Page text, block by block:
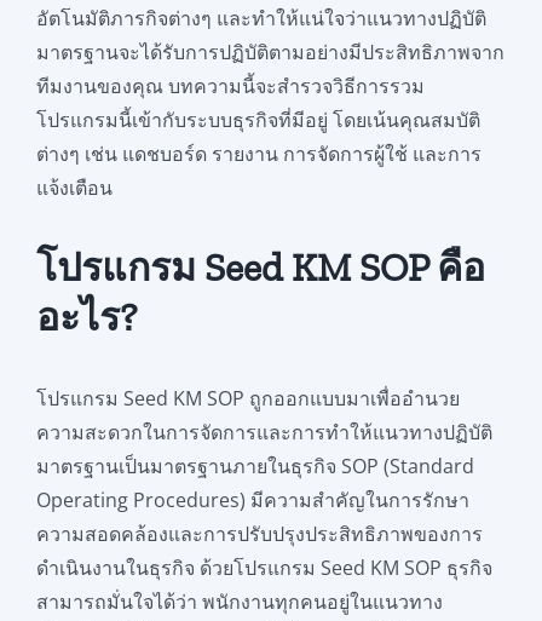
อัตโนมัติภารกิจต่างๆ และทำให้แน่ใจว่าแนวทางปฏิบัติ
มาตรฐานจะได้รับการปฏิบัติตามอย่างมีประสิทธิภาพจาก
ทีมงานของคุณ บทความนี้จะสำรวจวิธีการรวม
โปรแกรมนี้เข้ากับระบบธุรกิจที่มีอยู่ โดยเน้นคุณสมบัติ
ต่างๆ เช่น แดชบอร์ด รายงาน การจัดการผู้ใช้ และการ
แจ้งเตือน
โปรแกรม Seed KM SOP คือ
อะไร?
โปรแกรม Seed KM SOP ถูกออกแบบมาเพื่ออำนวย
ความสะดวกในการจัดการและการทำให้แนวทางปฏิบัติ
มาตรฐานเป็นมาตรฐานภายในธุรกิจ SOP (Standard
Operating Procedures) มีความสำคัญในการรักษา
ความสอดคล้องและการปรับปรุงประสิทธิภาพของการ
ดำเนินงานในธุรกิจ ด้วยโปรแกรม Seed KM SOP ธุรกิจ
สามารถมั่นใจได้ว่า พนักงานทุกคนอยู่ในแนวทาง